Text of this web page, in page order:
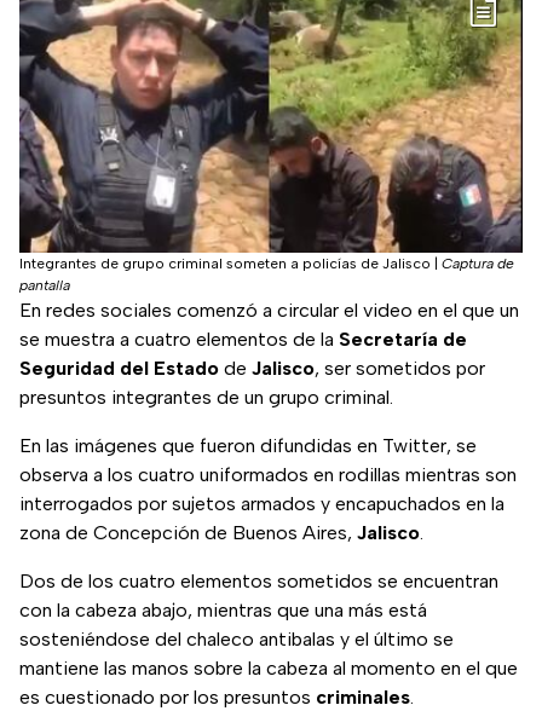
Integrantes de grupo criminal someten a policías de Jalisco
Captura de
pantalla
En redes sociales comenzó a circular el video en el que un
se muestra a cuatro elementos de la Secretaría de
Seguridad del Estado de Jalisco, ser sometidos por
presuntos integrantes de un grupo criminal.
En las imágenes que fueron difundidas en Twitter, se
observa a los cuatro uniformados en rodillas mientras son
interrogados por sujetos armados y encapuchados en la
zona de Concepción de Buenos Aires, Jalisco.
Dos de los cuatro elementos sometidos se encuentran
con la cabeza abajo, mientras que una más está
sosteniéndose del chaleco antibalas y el último se
mantiene las manos sobre la cabeza al momento en el que
es cuestionado por los presuntos criminales.